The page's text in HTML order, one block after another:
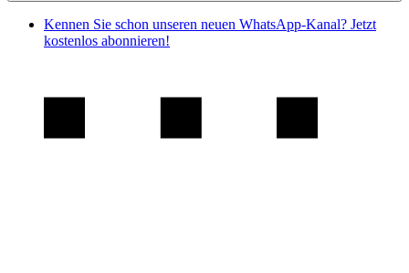
Kennen Sie schon unseren neuen WhatsApp-Kanal? Jetzt
kostenlos abonnieren!